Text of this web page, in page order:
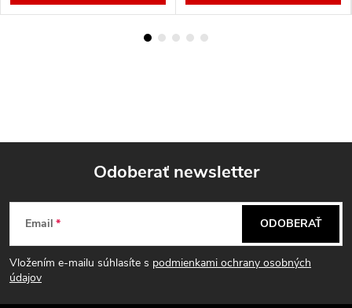
Z
á
p
Odoberať newsletter
Email
Vložením e-mailu súhlasíte s podmienkami ochrany osobných
údajov
ODOBERAŤ